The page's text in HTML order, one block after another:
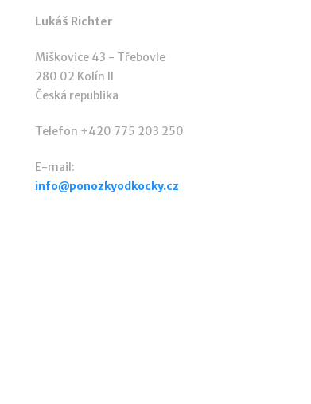
Lukáš Richter
Miškovice 43 - Třebovle
280 02 Kolín II
Česká republika
Telefon +420 775 203 250
E-mail:
info@ponozkyodkocky.cz